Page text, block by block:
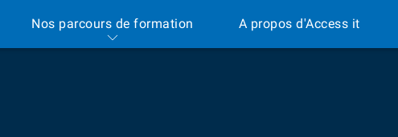
Nos parcours de formation A propos d'Access it